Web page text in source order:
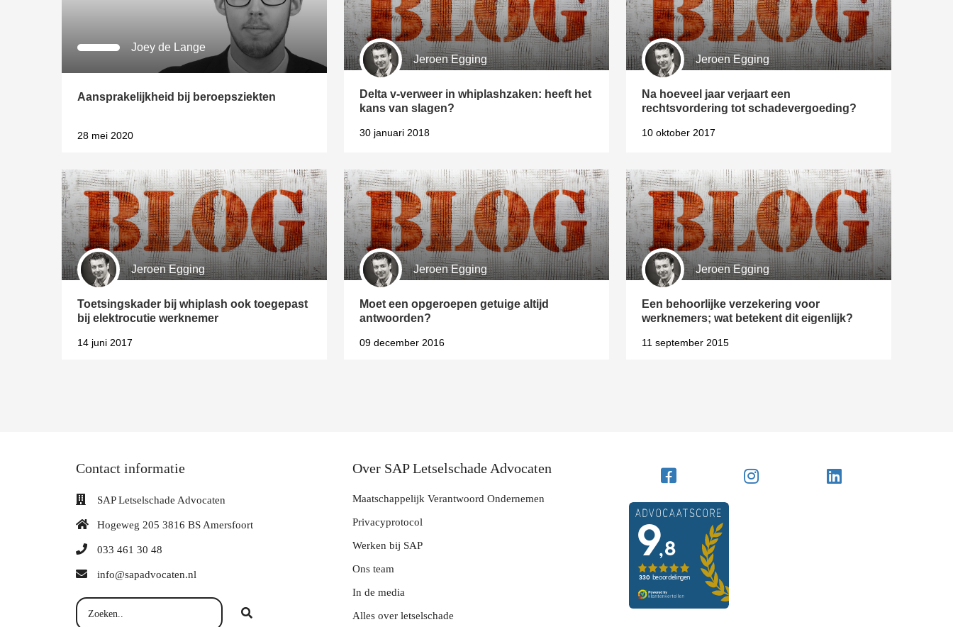
Joey de Lange
Aansprakelijkheid bij beroepsziekten
28 mei 2020
Jeroen Egging
Delta v-verweer in whiplashzaken: heeft het
kans van slagen?
30 januari 2018
Jeroen Egging
Na hoeveel jaar verjaart een
rechtsvordering tot schadevergoeding?
10 oktober 2017
Jeroen Egging
Toetsingskader bij whiplash ook toegepast
bij elektrocutie werknemer
14 juni 2017
Jeroen Egging
Moet een opgeroepen getuige altijd
antwoorden?
09 december 2016
Jeroen Egging
Een behoorlijke verzekering voor
werknemers; wat betekent dit eigenlijk?
11 september 2015
Contact informatie
SAP Letselschade Advocaten
Hogeweg 205 3816 BS Amersfoort
033 461 30 48
info@sapadvocaten.nl
Over SAP Letselschade Advocaten
Maatschappelijk Verantwoord Ondernemen
Privacyprotocol
Werken bij SAP
Ons team
In de media
Alles over letselschade